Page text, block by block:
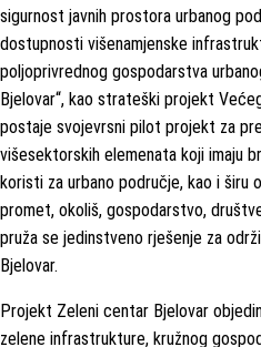
sigurnost javnih prostora urbanog
dostupnosti višenamjenske
poljoprivrednog gospodarstva
Bjelovar“, kao strateški projekt
postaje svojevrsni pilot projekt za
višesektorskih elemenata koji imaju
koristi za urbano područje, kao i širu
promet, okoliš, gospodarstvo,
pruža se jedinstveno rješenje za
Bjelovar.
Projekt Zeleni centar Bjelovar
zelene infrastrukture, kružnog